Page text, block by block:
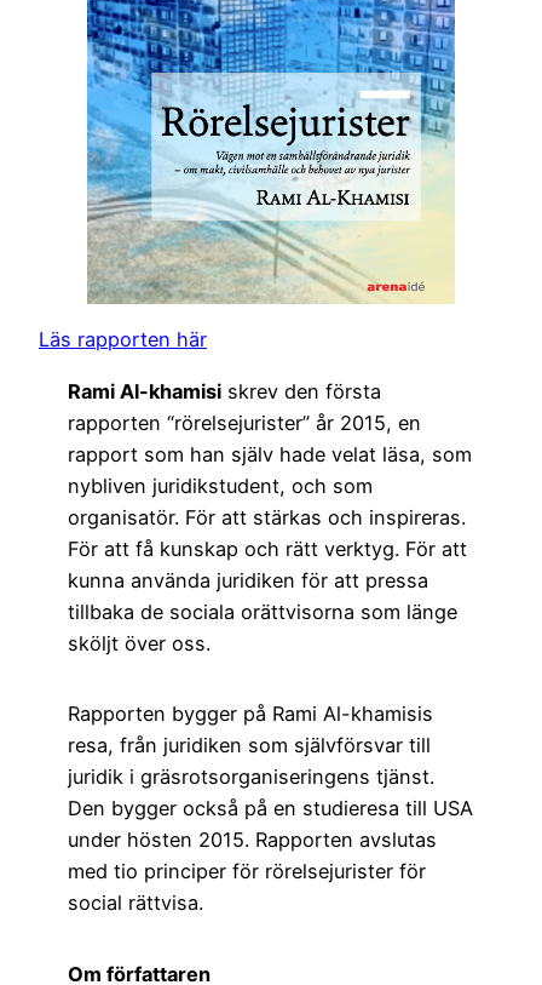
Läs rapporten här
Rami Al-khamisi skrev den första
rapporten “rörelsejurister” år 2015, en
rapport som han själv hade velat läsa, som
nybliven juridikstudent, och som
organisatör. För att stärkas och inspireras.
För att få kunskap och rätt verktyg. För att
kunna använda juridiken för att pressa
tillbaka de sociala orättvisorna som länge
sköljt över oss.
Rapporten bygger på Rami Al-khamisis
resa, från juridiken som självförsvar till
juridik i gräsrotsorganiseringens tjänst.
Den bygger också på en studieresa till USA
under hösten 2015. Rapporten avslutas
med tio principer för rörelsejurister för
social rättvisa.
Om författaren